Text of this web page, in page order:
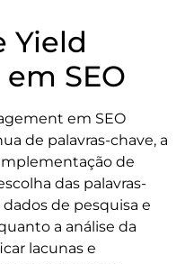
Yield
SEO
em SEO
de palavras-chave, a
de
das palavras-
de pesquisa e
a análise da
lacunas e